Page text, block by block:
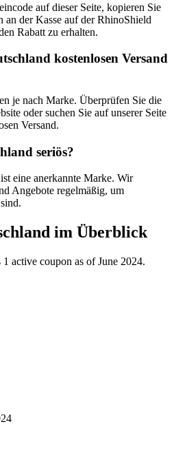
auf dieser Seite, kopieren Sie
an der Kasse auf der RhinoShield
Rabatt zu erhalten.
kostenlosen Versand
je nach Marke. Überprüfen Sie die
oder suchen Sie auf unserer Seite
Versand.
seriös?
eine anerkannte Marke. Wir
Angebote regelmäßig, um
im Überblick
active coupon as of June 2024.